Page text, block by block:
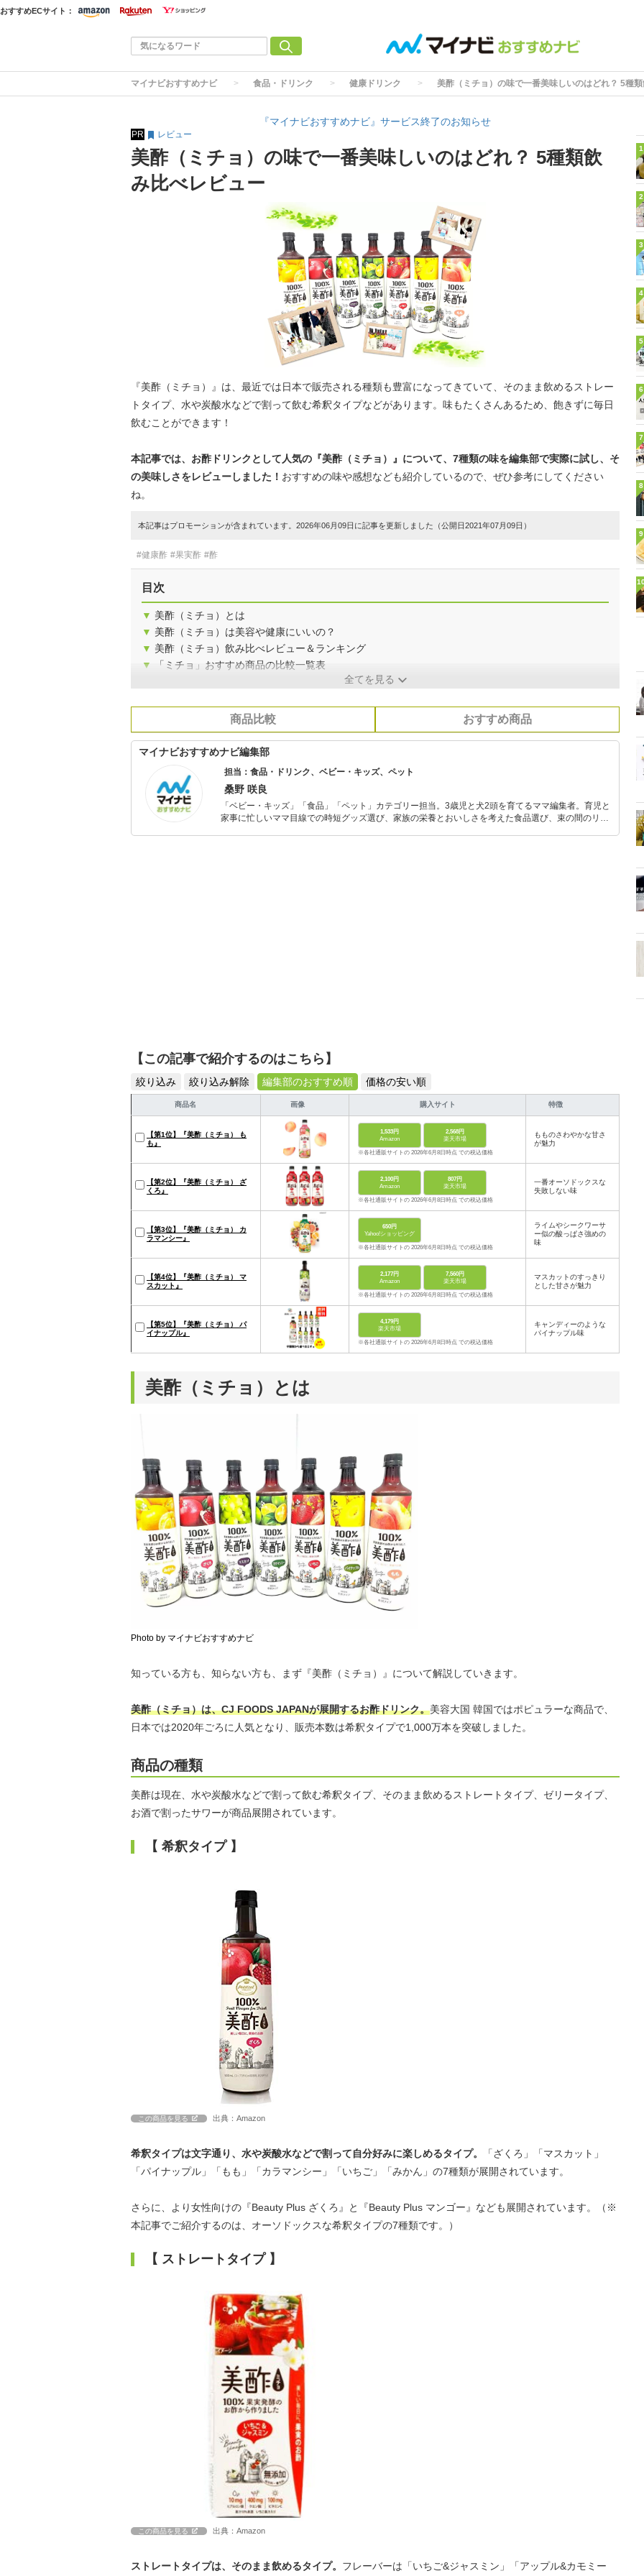
おすすめECサイト：
マイナビおすすめナビ 食品・ドリンク 健康ドリンク 美酢（ミチョ）の味で一番美味しいのはどれ？ 5種
『マイナビおすすめナビ』サービス終了のお知らせ
PR レビュー
美酢（ミチョ）の味で一番美味しいのはどれ？ 5種類飲
み比べレビュー
『美酢（ミチョ）』は、最近では日本で販売される種類も豊富になってきていて、そのまま飲めるストレー
トタイプ、水や炭酸水などで割って飲む希釈タイプなどがあります。味もたくさんあるため、飽きずに毎日
飲むことができます！
本記事では、お酢ドリンクとして人気の『美酢（ミチョ）』について、7種類の味を編集部で実際に試し、そ
の美味しさをレビューしました！ おすすめの味や感想なども紹介しているので、ぜひ参考にしてください
ね。
本記事はプロモーションが含まれています。2026年06月09日に記事を更新しました（公開日2021年07月09日）
#健康酢 #果実酢 #酢
目次
▼ 美酢（ミチョ）とは
▼ 美酢（ミチョ）は美容や健康にいいの？
▼ 美酢（ミチョ）飲み比べレビュー＆ランキング
▼
「ミチョ」おすすめ商品の比較一覧表
全てを見る
商品比較 おすすめ商品
マイナビおすすめナビ編集部
担当：食品・ドリンク、ベビー・キッズ、ペット
桑野 咲良
「ベビー・キッズ」「食品」「ペット」カテゴリー担当。3歳児と犬2頭を育てるママ編集者。育児と
家事に忙しいママ目線での時短グッズ選び、家族の栄養とおいしさを考えた食品選び、束の間のリラ
【この記事で紹介するのはこちら】
絞り込み 絞り込み解除 編集部のおすすめ順 価格の安い順
商品名 画像 購入サイト 特徴
【第1位】『美酢（ミチョ） も
も』
1,533円
Amazon
2,568円
楽天市場
※各社通販サイトの 2026年6月8日時点 での税込価格
もものさわやかな甘さ
が魅力
【第2位】『美酢（ミチョ） ざ
くろ』
2,100円
Amazon
807円
楽天市場
※各社通販サイトの 2026年6月8日時点 での税込価格
一番オーソドックスな
失敗しない味
【第3位】『美酢（ミチョ） カ
ラマンシー』
650円
Yahoo!ショッピング
※各社通販サイトの 2026年6月8日時点 での税込価格
ライムやシークワーサ
ー似の酸っぱさ強めの
味
【第4位】『美酢（ミチョ） マ
スカット』
2,177円
Amazon
7,560円
楽天市場
※各社通販サイトの 2026年6月8日時点 での税込価格
マスカットのすっきり
とした甘さが魅力
【第5位】『美酢（ミチョ） パ
イナップル』
4,179円
楽天市場
※各社通販サイトの 2026年6月8日時点 での税込価格
キャンディーのような
パイナップル味
美酢（ミチョ）とは
Photo by マイナビおすすめナビ
知っている方も、知らない方も、まず『美酢（ミチョ）』について解説していきます。
美酢（ミチョ）は、CJ FOODS JAPANが展開するお酢ドリンク。美容大国 韓国ではポピュラーな商品で、
日本では2020年ごろに人気となり、販売本数は希釈タイプで1,000万本を突破しました。
商品の種類
美酢は現在、水や炭酸水などで割って飲む希釈タイプ、そのまま飲めるストレートタイプ、ゼリータイプ、
お酒で割ったサワーが商品展開されています。
【 希釈タイプ 】
この商品を見る 出典：Amazon
希釈タイプは文字通り、水や炭酸水などで割って自分好みに楽しめるタイプ。
「ざくろ」「マスカット」
「パイナップル」「もも」「カラマンシー」「いちご」「みかん」の7種類が展開されています。
さらに、より女性向けの『Beauty Plus ざくろ』と『Beauty Plus マンゴー』なども展開されています。（※
本記事でご紹介するのは、オーソドックスな希釈タイプの7種類です。）
【 ストレートタイプ 】
この商品を見る 出典：Amazon
ストレートタイプは、そのまま飲めるタイプ。 フレーバーは「いちご&ジャスミン」「アップル&カモミー
1
2
3
4
5
6
7
8
9